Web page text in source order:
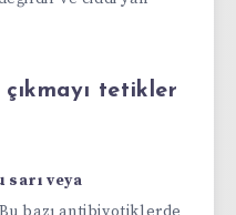
tetikler
veya